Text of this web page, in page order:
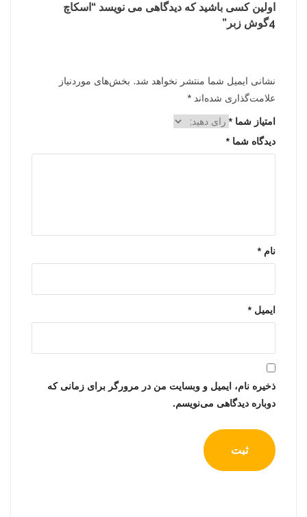
اولین کسی باشید که دیدگاهی می نویسد “اسکاچ
4گوش زبر”
نشانی ایمیل شما منتشر نخواهد شد. بخش‌های موردنیاز
علامت‌گذاری شده‌اند *
امتیاز شما *
دیدگاه شما *
نام *
ایمیل *
ذخیره نام، ایمیل و وبسایت من در مرورگر برای زمانی که
دوباره دیدگاهی می‌نویسم.